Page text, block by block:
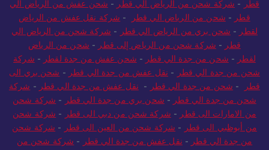
قطر- شركة شحن من الرياض الي قطر-شحن عفش من الرياض الي
قطر-شحن من الرياض الي قطر-شركة نقل عفش من الرياض
لقطر- شحن بري من الرياض الي قطر- شركة شحن من الرياض الي
قطر- شركة شحن من الرياض إلى قطر-شحن من الرياض
لقطر-شحن من جدة الي قطر-شحن عفش من جدة لقطر-شركة
شحن من جدة الي قطر- نقل عفش من جدة الي قطر-شحن بري الى
قطر- شحن من جدة الي قطر-نقل عفش من جدة الي قطر-شركة
شحن من جدة الي قطر-شحن بري من جدة الي قطر-شركة شحن
من الامارات الى قطر-شركة شحن من دبي الى قطر-شركة شحن
من أبوظبي الى قطر- شركة شحن من العين الى قطر- شركة شحن
من جدة الي قطر-نقل عفش من جدة الي قطر-شركة شحن من